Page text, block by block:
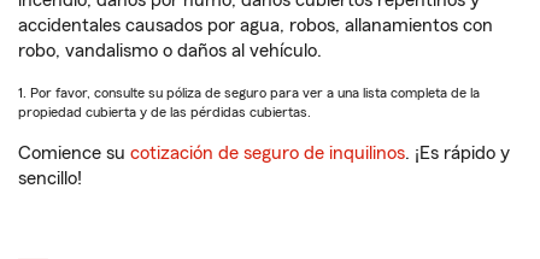
accidentales causados por agua, robos, allanamientos con
robo, vandalismo o daños al vehículo.
1. Por favor, consulte su póliza de seguro para ver a una lista completa de la
propiedad cubierta y de las pérdidas cubiertas.
Comience su cotización de seguro de inquilinos. ¡Es rápido y
sencillo!